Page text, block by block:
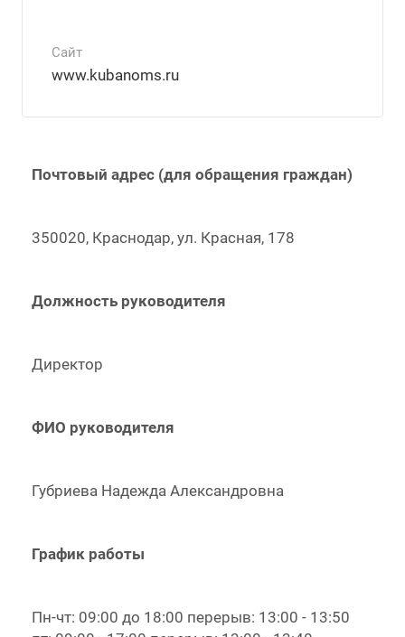
Сайт
www.kubanoms.ru
Почтовый адрес (для обращения граждан)
350020, Краснодар, ул. Красная, 178
Должность руководителя
Директор
ФИО руководителя
Губриева Надежда Александровна
График работы
Пн-чт: 09:00 до 18:00 перерыв: 13:00 - 13:50